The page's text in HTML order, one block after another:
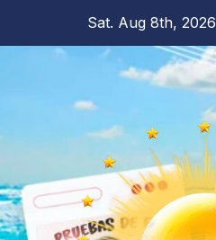
Sat. Aug 8th, 2026